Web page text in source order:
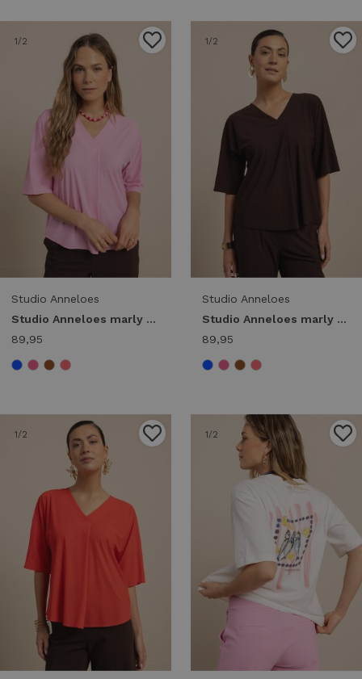
1/2
Studio Anneloes
Studio Anneloes marly top 13821 T-shirt Korte mouw 4400 pop pink
89,95
1/2
Studio Anneloes
Studio Anneloes marly top 13821 T-shirt Korte mouw 8700 espresso
89,95
1/2 1/2